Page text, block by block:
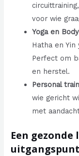
voor wie
Yoga en
Hatha en
Perfect om
en herstel.
Personal
wie gericht
met
Een
uitgangspunt